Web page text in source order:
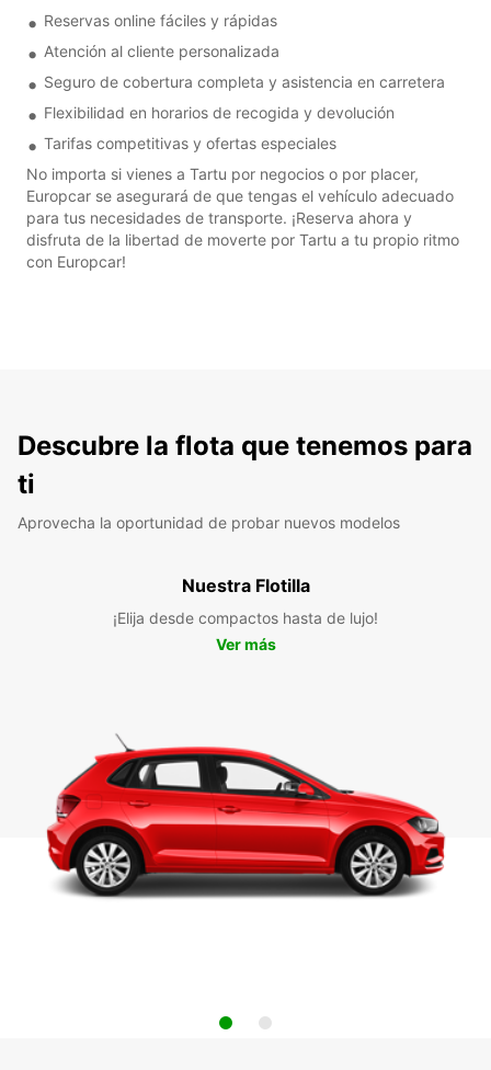
Reservas online fáciles y rápidas
Atención al cliente personalizada
Seguro de cobertura completa y asistencia en carretera
Flexibilidad en horarios de recogida y devolución
Tarifas competitivas y ofertas especiales
No importa si vienes a Tartu por negocios o por placer,
Europcar se asegurará de que tengas el vehículo adecuado
para tus necesidades de transporte. ¡Reserva ahora y
disfruta de la libertad de moverte por Tartu a tu propio ritmo
con Europcar!
Descubre la flota que tenemos para
ti
Aprovecha la oportunidad de probar nuevos modelos
Nuestra Flotilla
¡Elija desde compactos hasta de lujo!
Ver más